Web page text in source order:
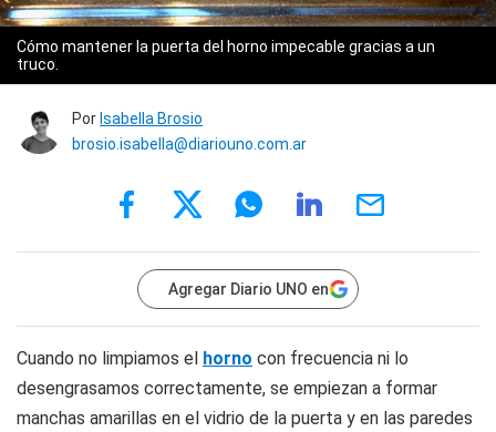
Cómo mantener la puerta del horno impecable gracias a un
truco.
Por Isabella Brosio
brosio.isabella@diariouno.com.ar
Agregar Diario UNO en
Cuando no limpiamos el horno con frecuencia ni lo
desengrasamos correctamente, se empiezan a formar
manchas amarillas en el vidrio de la puerta y en las paredes